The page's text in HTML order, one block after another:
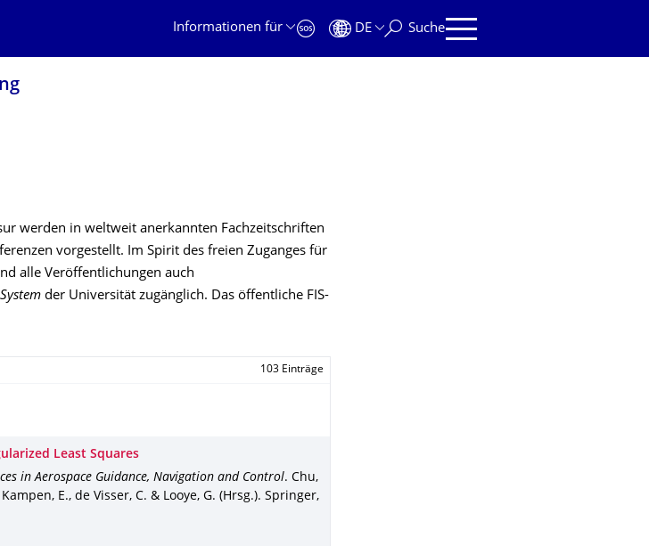
Informationen für
DE Suche
werden in weltweit anerkannten Fachzeitschriften
vorgestellt. Im Spirit des freien Zuganges für
alle Veröffentlichungen auch
der Universität zugänglich. Das öffentliche FIS-
103 Einträge
Least Squares
in Aerospace Guidance, Navigation and Control. Chu,
E., de Visser, C. & Looye, G. (Hrsg.). Springer,